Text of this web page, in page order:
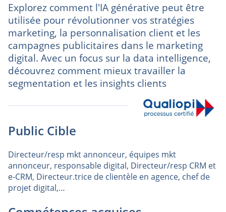
Explorez comment l'IA générative peut être
utilisée pour révolutionner vos stratégies
marketing, la personnalisation client et les
campagnes publicitaires dans le marketing
digital. Avec un focus sur la data intelligence,
découvrez comment mieux travailler la
segmentation et les insights clients
Public Cible
Directeur/resp mkt annonceur, équipes mkt
annonceur, responsable digital, Directeur/resp CRM et
e-CRM, Directeur.trice de clientèle en agence, chef de
projet digital,…